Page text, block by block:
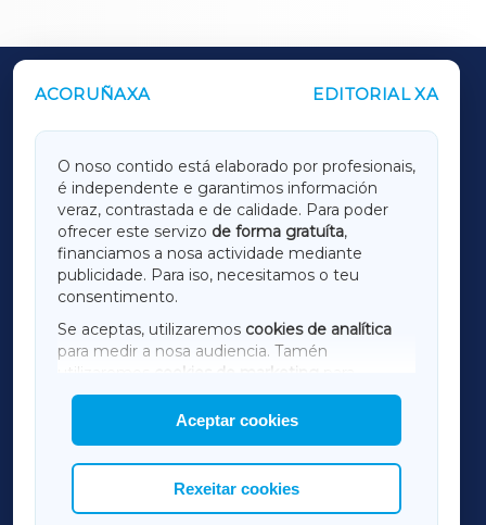
ACORUÑAXA EDITORIAL XA
O noso contido está elaborado por profesionais,
é independente e garantimos información
veraz, contrastada e de calidade. Para poder
ofrecer este servizo de forma gratuíta,
financiamos a nosa actividade mediante
publicidade. Para iso, necesitamos o teu
consentimento.
Se aceptas, utilizaremos cookies de analítica
para medir a nosa audiencia. Tamén
utilizaremos
cookies de marketing
mostrar publicidade de terceiros.
Así mesmo, podes personalizar a elección das
cookies que desexas permitir.
Aceptar cookies
Rexeitar cookies
OUTROS PERIÓDICOS
LUGOXA
TERRACHAXA
AMARIÑAXA
RIBEIRASACRAXA
ACORUÑAXA